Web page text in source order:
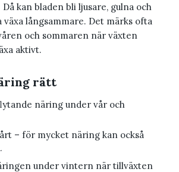
kan bladen bli ljusare, gulna och
långsammare. Det märks ofta
och sommaren när växten
aktivt.
rätt
näring under vår och
– för mycket näring kan också
under vintern när tillväxten